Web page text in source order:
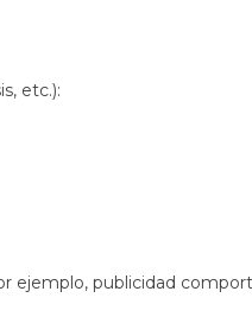
etc.):
ejemplo, publicidad